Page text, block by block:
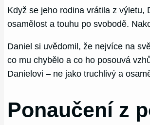
Když se jeho rodina vrátila z výletu,
osamělost a touhu po svobodě.
Daniel si uvědomil, že nejvíce na
co mu chybělo a co ho posouvá
Danielovi – ne jako truchlivý a
Ponaučení z